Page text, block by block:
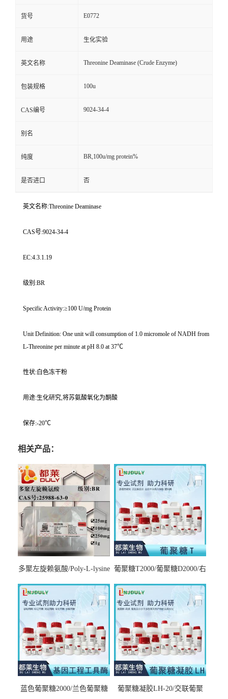
货号 E0772
用途 生化实验
英文名称 Threonine Deaminase (Crude Enzyme)
包装规格 100u
CAS编号 9024-34-4
别名
纯度 BR,100u/mg protein%
是否进口 否
英文名称:Threonine Deaminase
CAS号:9024-34-4
EC:4.3.1.19
级别:BR
Specific Activity:≥100 U/mg Protein
Unit Definition: One unit will consumption of 1.0 micromole of NADH from
L-Threonine per minute at pH 8.0 at 37℃
性状:白色冻干粉
用途:生化研究,将苏氨酸氧化为酮酸
保存:-20℃
相关产品：
多聚左旋赖氨酸/Poly-L-lysine
7000，分子量7000-15000，分
子量2万～4万，分子量3～7
万，分子量7～15万，分子量
15～30万
葡聚糖T2000/葡聚糖D2000/右
蓝色葡聚糖2000/兰色葡聚糖
葡聚糖凝胶LH-20/交联葡聚